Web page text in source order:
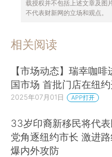
载授权并不包括上述文章及图
不代表财新网的立场和观点。
相关阅读
【市场动态】瑞幸咖啡
国市场 首批门店在纽
2025年07月01日 APP打开
33岁印裔新移民将代
党角逐纽约市长 激进路
爆内外攻防